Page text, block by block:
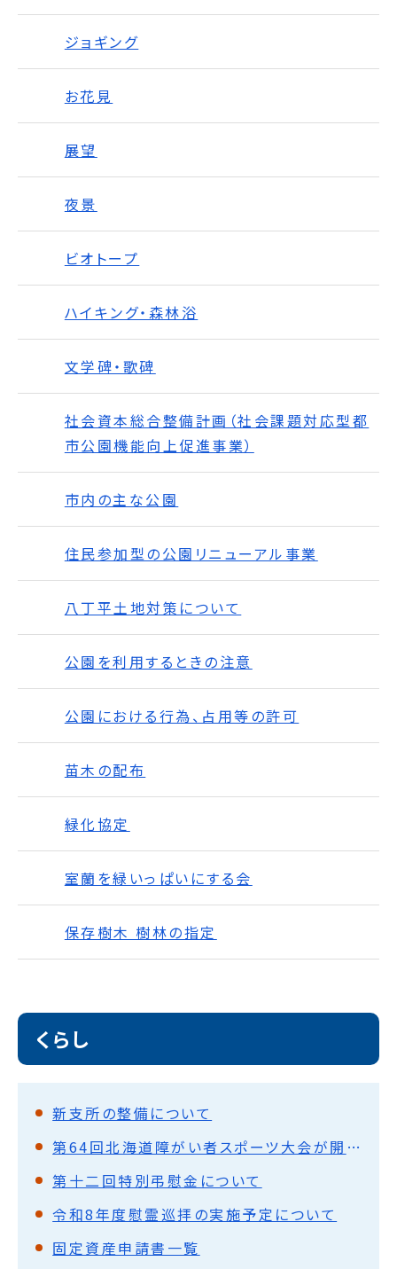
ジョギング
お花見
展望
夜景
ビオトープ
ハイキング・森林浴
文学碑・歌碑
社会資本総合整備計画（社会課題対応型都
市公園機能向上促進事業）
市内の主な公園
住民参加型の公園リニューアル事業
八丁平土地対策について
公園を利用するときの注意
公園における行為、占用等の許可
苗木の配布
緑化協定
室蘭を緑いっぱいにする会
保存樹木 樹林の指定
くらし
新支所の整備について
第64回北海道障がい者スポーツ大会が開催されます
第十二回特別弔慰金について
令和8年度慰霊巡拝の実施予定について
固定資産申請書一覧